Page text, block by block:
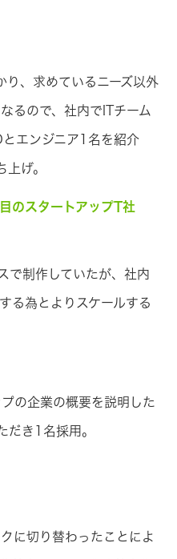
、求めているニーズ以外
るので、社内でITチーム
エンジニア1名を紹介
げ。
のスタートアップT社
で制作していたが、社内
る為とよりスケールする
の企業の概要を説明した
だき1名採用。
に切り替わったことによ